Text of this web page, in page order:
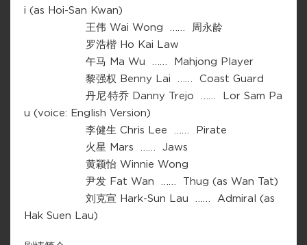
i (as Hoi-San Kwan)
王伟 Wai Wong …… 周永龄
罗浩楷 Ho Kai Law
午马 Ma Wu …… Mahjong Player
黎强权 Benny Lai …… Coast Guard
丹尼·特乔 Danny Trejo …… Lor Sam Pa
u (voice: English Version)
李健生 Chris Lee …… Pirate
火星 Mars …… Jaws
黄颖怡 Winnie Wong
尹发 Fat Wan …… Thug (as Wan Tat)
刘克宣 Hark-Sun Lau …… Admiral (as
Hak Suen Lau)